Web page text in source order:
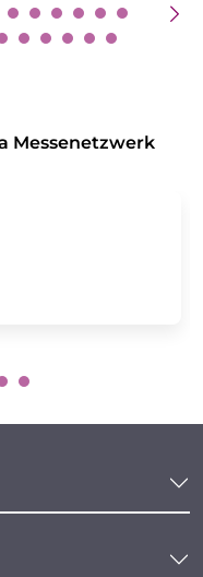
Messenetzwerk